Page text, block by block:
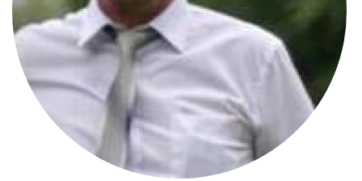
Jaunuolių liaudiškų šokių grupė ŽOLYNĖLIS
Folkloro ansamblis KALNABERŽIAI
Liaudiškos muzikos kapela BERŽYNĖLIS
Folkloro ansamblis ŽALASYS